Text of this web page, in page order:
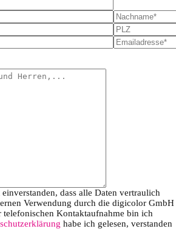
dass alle Daten vertraulich
Verwendung durch die digicolor GmbH
telefonischen Kontaktaufnahme bin ich
habe ich gelesen, verstanden